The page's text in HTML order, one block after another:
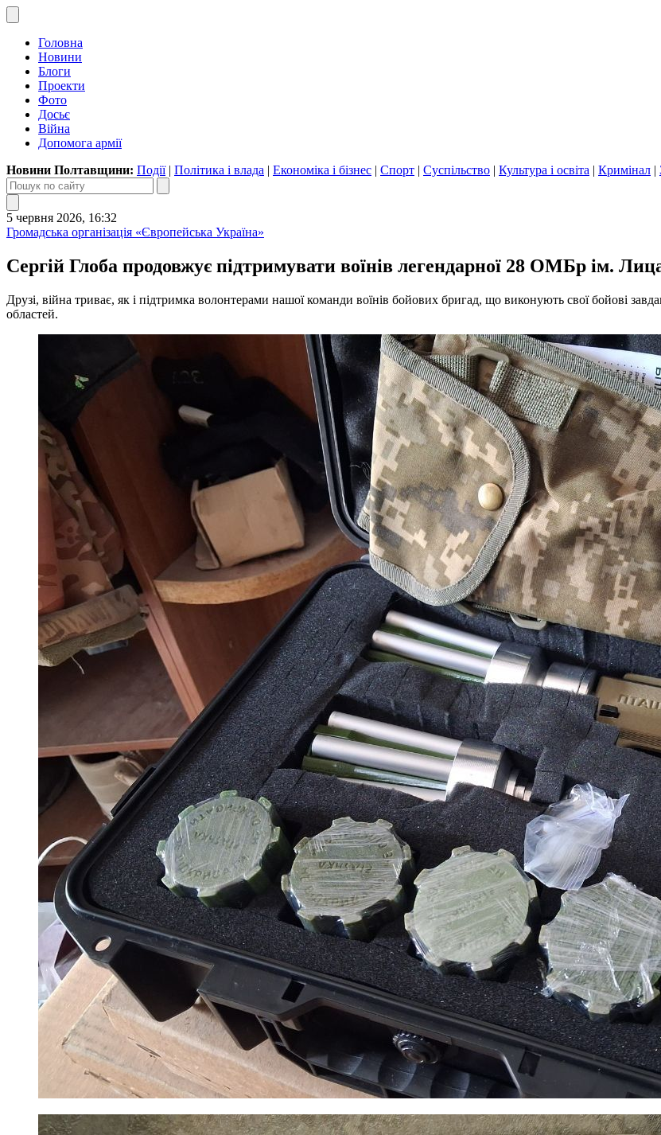
Головна
Новини
Блоги
Проекти
Фото
Досьє
Війна
Допомога армії
Новини Полтавщини: Події| Політика і влада | Економіка і бізнес | Спорт | Суспільство | Культура і освіта | Кримінал |
5 червня 2026, 16:32
Громадська організація «Європейська Україна»
Сергій Глоба продовжує підтримувати воїнів легендарної 28 ОМБр ім.
Друзі, війна триває, як і підтримка волонтерами нашої команди воїнів бойових бригад, що виконують свої бойові
областей.